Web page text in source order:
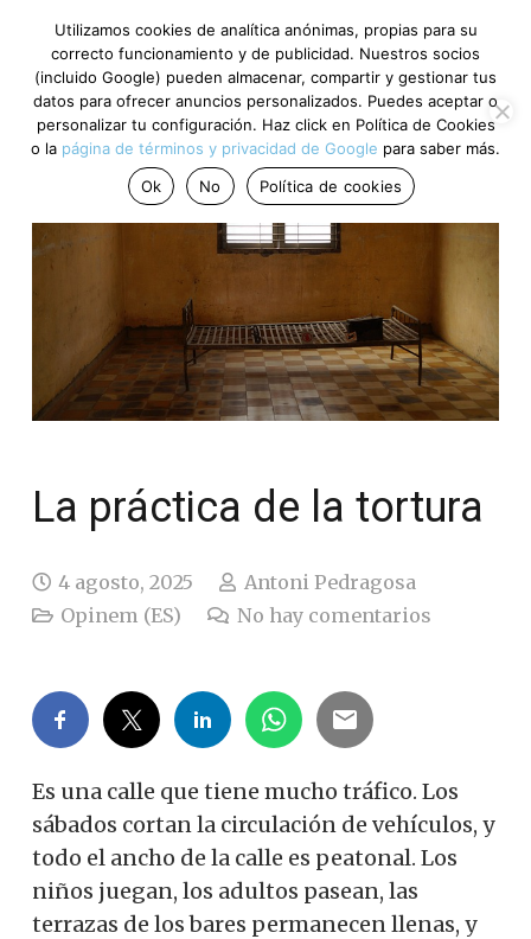
La práctica de la tortura
4 agosto, 2025
Antoni Pedragosa
Opinem (ES)
No hay comentarios
Es una calle que tiene mucho tráfico. Los
sábados cortan la circulación de vehículos, y
todo el ancho de la calle es peatonal. Los
niños juegan, los adultos pasean, las
terrazas de los bares permanecen llenas, y
Utilizamos cookies de analítica anónimas, propias para su
correcto funcionamiento y de publicidad. Nuestros socios
(incluido Google) pueden almacenar, compartir y gestionar tus
datos para ofrecer anuncios personalizados. Puedes aceptar o
personalizar tu configuración. Haz click en Política de Cookies
o la página de términos y privacidad de Google para saber más.
Ok
No Política de cookies